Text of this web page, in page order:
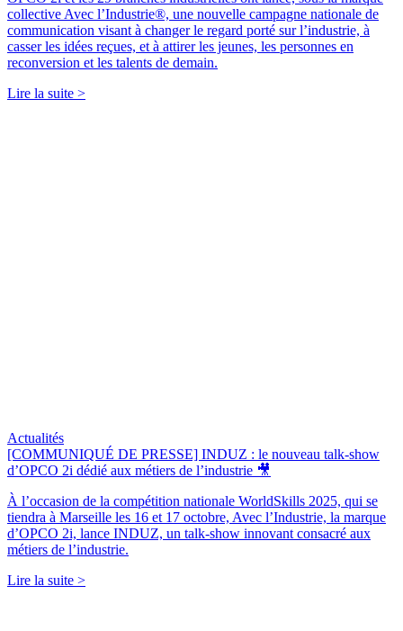
collective Avec l’Industrie®, une nouvelle campagne nationale de
communication visant à changer le regard porté sur l’industrie, à
casser les idées reçues, et à attirer les jeunes, les personnes en
reconversion et les talents de demain.
Lire la suite >
Actualités
[COMMUNIQUÉ DE PRESSE] INDUZ : le nouveau talk-show
d’OPCO 2i dédié aux métiers de l’industrie 🎥
À l’occasion de la compétition nationale WorldSkills 2025, qui se
tiendra à Marseille les 16 et 17 octobre, Avec l’Industrie, la marque
d’OPCO 2i, lance INDUZ, un talk-show innovant consacré aux
métiers de l’industrie.
Lire la suite >